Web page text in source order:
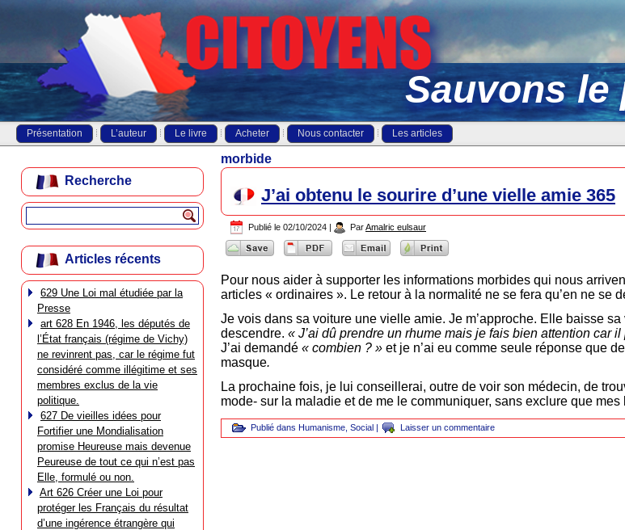
Sauvons le
Présentation L’auteur Le livre Acheter Nous contacter Les articles
Recherche
Articles récents
629 Une Loi mal étudiée par la
Presse
art 628 En 1946, les députés de
l’État français (régime de Vichy)
ne revinrent pas, car le régime fut
considéré comme illégitime et ses
membres exclus de la vie
politique.
627 De vieilles idées pour
Fortifier une Mondialisation
promise Heureuse mais devenue
Peureuse de tout ce qui n’est pas
Elle, formulé ou non.
Art 626 Créer une Loi pour
protéger les Français du résultat
d’une ingérence étrangère qui
morbide
J’ai obtenu le sourire d’une vielle amie 365
Publié le 02/10/2024 | ParAmalric eulsaur
Pour nous aider à supporter les informations morbides qui nous
articles « ordinaires ». Le retour à la normalité ne se fera qu’en ne se
Je vois dans sa voiture une vielle amie. Je m’approche. Elle baisse
descendre. « J’ai dû prendre un rhume mais je fais bien attention car
J’ai demandé « combien ? » et je n’ai eu comme seule réponse que
masque.
La prochaine fois, je lui conseillerai, outre de voir son médecin, de
mode- sur la maladie et de me le communiquer, sans exclure que
Publié dans Humanisme Social | Laisser un commentaire